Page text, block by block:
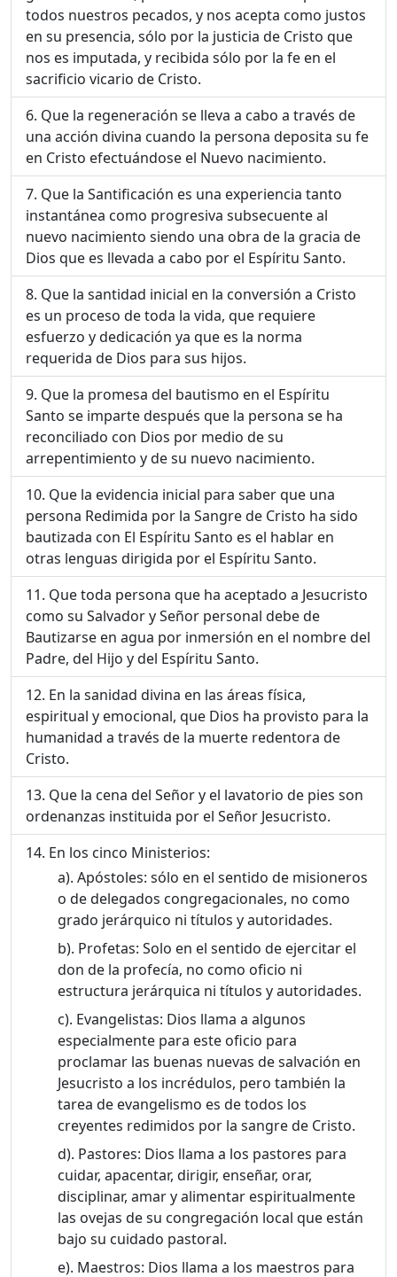
todos nuestros pecados, y nos acepta como justos
en su presencia, sólo por la justicia de Cristo que
nos es imputada, y recibida sólo por la fe en el
sacrificio vicario de Cristo.
Que la regeneración se lleva a cabo a través de
una acción divina cuando la persona deposita su fe
en Cristo efectuándose el Nuevo nacimiento.
Que la Santificación es una experiencia tanto
instantánea como progresiva subsecuente al
nuevo nacimiento siendo una obra de la gracia de
Dios que es llevada a cabo por el Espíritu Santo.
Que la santidad inicial en la conversión a Cristo
es un proceso de toda la vida, que requiere
esfuerzo y dedicación ya que es la norma
requerida de Dios para sus hijos.
Que la promesa del bautismo en el Espíritu
Santo se imparte después que la persona se ha
reconciliado con Dios por medio de su
arrepentimiento y de su nuevo nacimiento.
Que la evidencia inicial para saber que una
persona Redimida por la Sangre de Cristo ha sido
bautizada con El Espíritu Santo es el hablar en
otras lenguas dirigida por el Espíritu Santo.
Que toda persona que ha aceptado a Jesucristo
como su Salvador y Señor personal debe de
Bautizarse en agua por inmersión en el nombre del
Padre, del Hijo y del Espíritu Santo.
En la sanidad divina en las áreas física,
espiritual y emocional, que Dios ha provisto para la
humanidad a través de la muerte redentora de
Cristo.
Que la cena del Señor y el lavatorio de pies son
ordenanzas instituida por el Señor Jesucristo.
En los cinco Ministerios:
Apóstoles: sólo en el sentido de misioneros
o de delegados congregacionales, no como
grado jerárquico ni títulos y autoridades.
Profetas: Solo en el sentido de ejercitar el
don de la profecía, no como oficio ni
estructura jerárquica ni títulos y autoridades.
Evangelistas: Dios llama a algunos
especialmente para este oficio para
proclamar las buenas nuevas de salvación en
Jesucristo a los incrédulos, pero también la
tarea de evangelismo es de todos los
creyentes redimidos por la sangre de Cristo.
Pastores: Dios llama a los pastores para
cuidar, apacentar, dirigir, enseñar, orar,
disciplinar, amar y alimentar espiritualmente
las ovejas de su congregación local que están
bajo su cuidado pastoral.
Maestros: Dios llama a los maestros para